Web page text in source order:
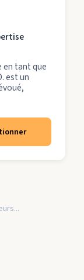
en tant que
est un